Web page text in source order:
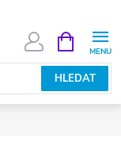
HLEDAT
NÁKUPNÍ
KOŠÍK